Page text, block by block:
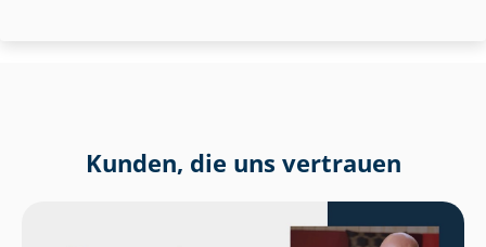
Kunden, die uns vertrauen